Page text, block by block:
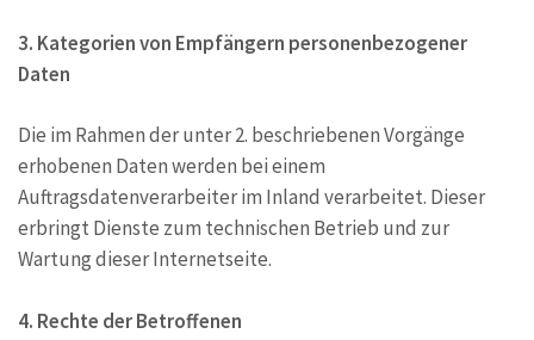
3. Kategorien von Empfängern personenbezogener
Daten
Die im Rahmen der unter 2. beschriebenen Vorgänge
erhobenen Daten werden bei einem
Auftragsdatenverarbeiter im Inland verarbeitet. Dieser
erbringt Dienste zum technischen Betrieb und zur
Wartung dieser Internetseite.
4. Rechte der Betroffenen